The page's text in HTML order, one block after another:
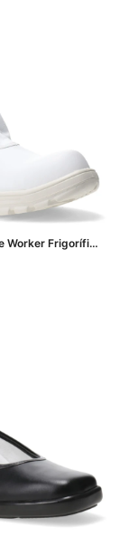
Worker Frigorífica